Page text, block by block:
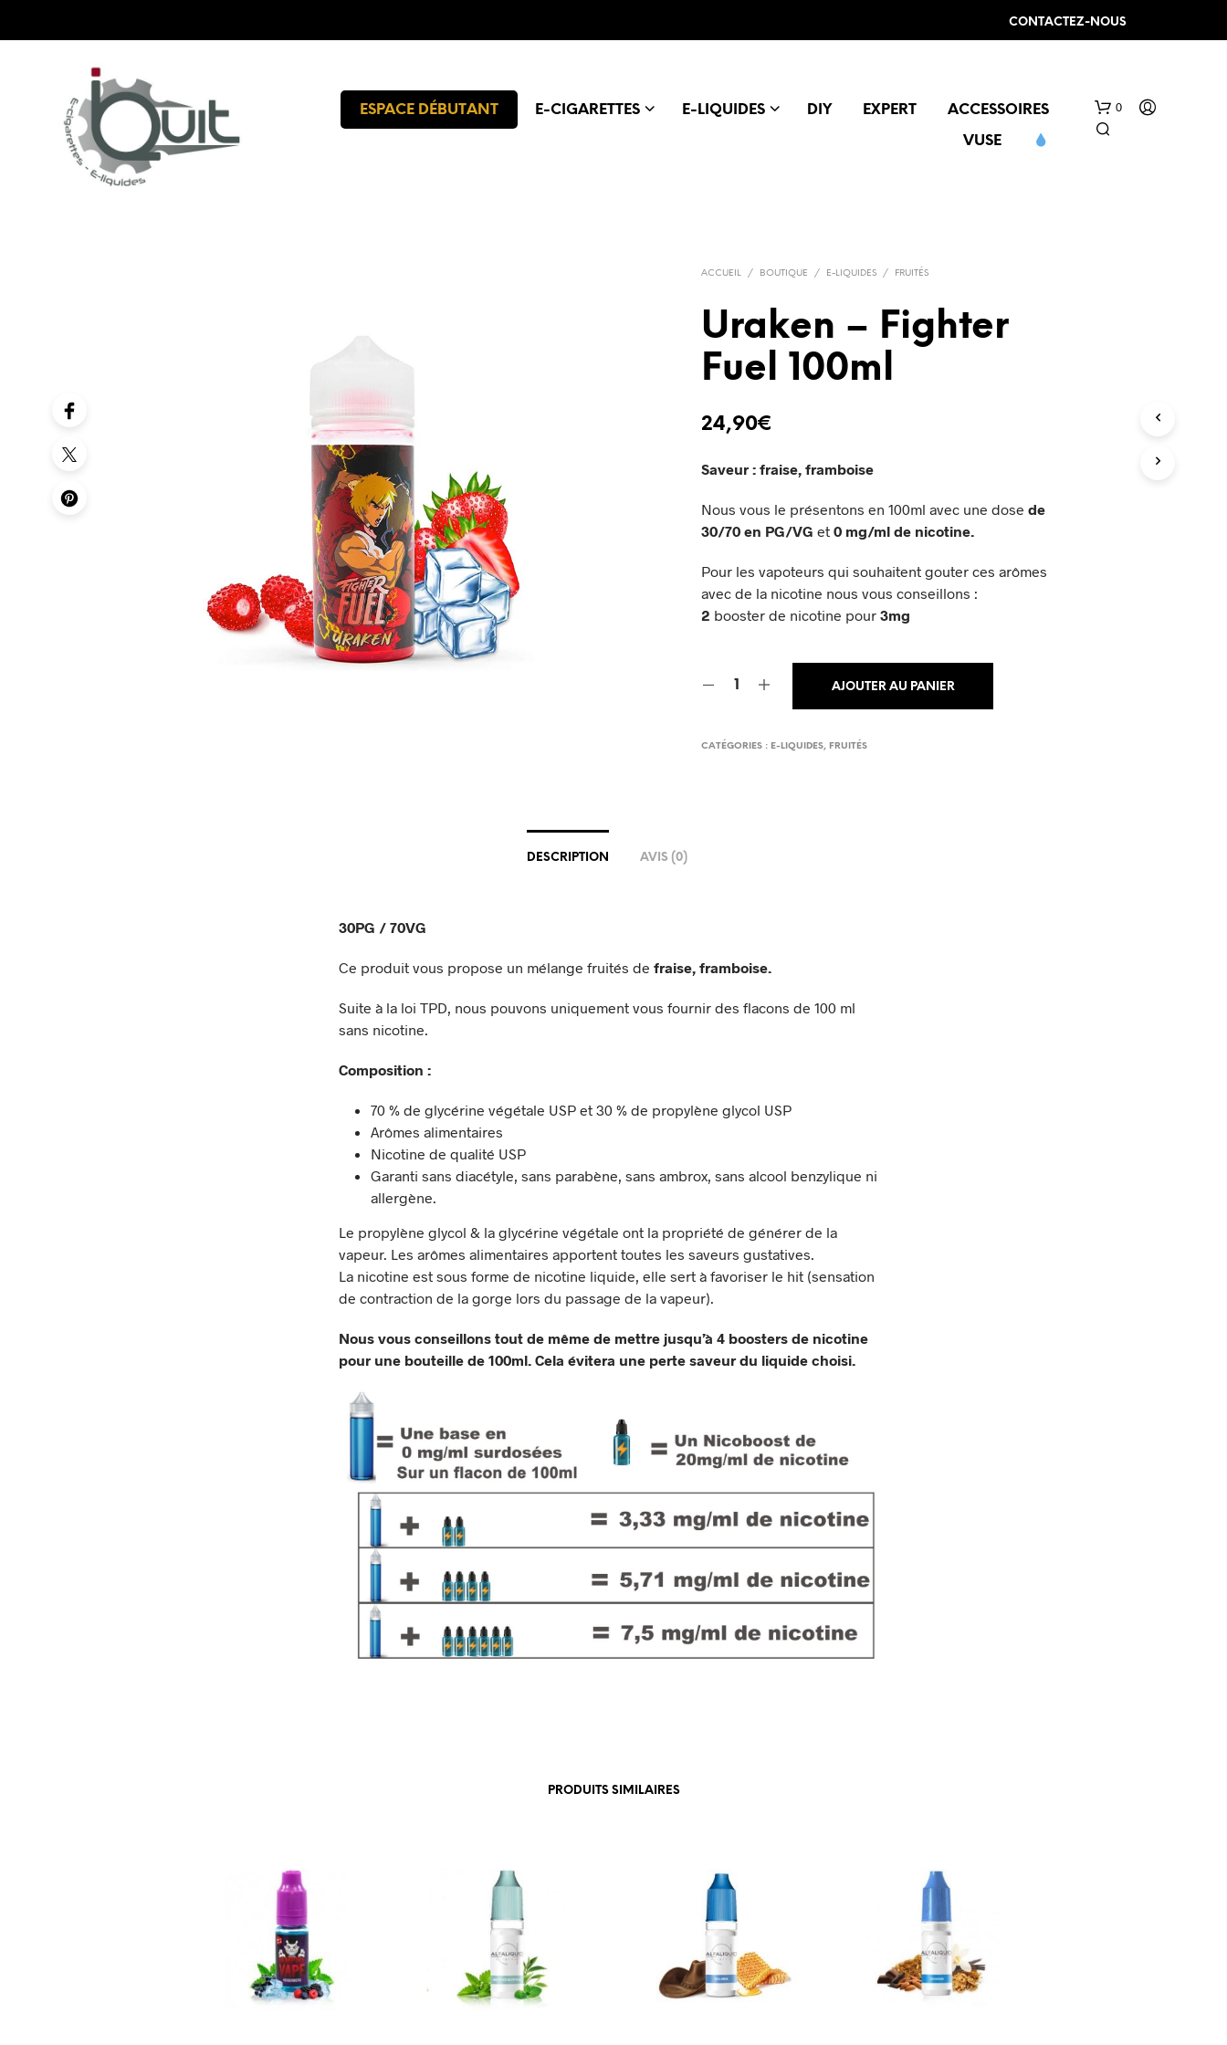
CONTACTEZ-NOUS
ESPACE DÉBUTANT E-CIGARETTES E-LIQUIDES DIY EXPERT
ACCESSOIRES
VUSE
0
ACCUEIL / BOUTIQUE / E-LIQUIDES / FRUITÉS
Uraken – Fighter
Fuel 100ml
24,90€
Saveur : fraise, framboise
Nous vous le présentons en 100ml avec une dosede
30/70 en PG/VG et0 mg/ml de nicotine.
Pour les vapoteurs qui souhaitent gouter ces arômes
avec de la nicotine nous vous conseillons :
2 booster de nicotine pour3mg
AJOUTER AU PANIER
CATÉGORIES : E-LIQUIDES, FRUITÉS
DESCRIPTION AVIS (0)
30PG / 70VG
Ce produit vous propose un mélange fruités de fraise, framboise.
Suite à la loi TPD, nous pouvons uniquement vous fournir des flacons de 100 ml
sans nicotine.
Composition :
70 % de glycérine végétale USP et 30 % de propylène glycol USP
Arômes alimentaires
Nicotine de qualité USP
Garanti sans diacétyle, sans parabène, sans ambrox, sans alcool benzylique ni
allergène.
Le propylène glycol & la glycérine végétale ont la propriété de générer de la
vapeur. Les arômes alimentaires apportent toutes les saveurs gustatives.
La nicotine est sous forme de nicotine liquide, elle sert à favoriser le hit (sensation
de contraction de la gorge lors du passage de la vapeur).
Nous vous conseillons tout de même de mettre jusqu’à 4 boosters de nicotine
pour une bouteille de 100ml. Cela évitera une perte saveur du liquide choisi.
PRODUITS SIMILAIRES